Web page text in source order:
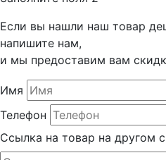
Если вы нашли наш товар
напишите нам,
и мы предоставим вам
Имя
Телефон
Ссылка на товар на другом